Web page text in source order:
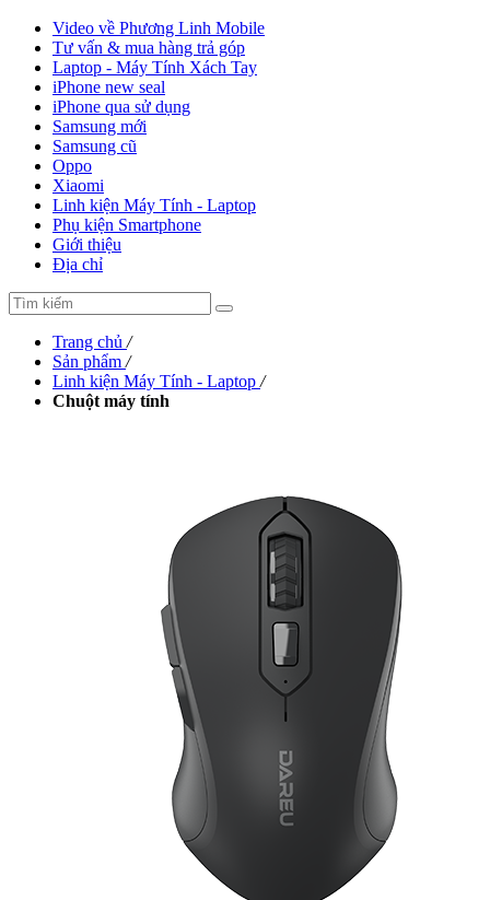
Video về Phương Linh Mobile
Tư vấn & mua hàng trả góp
Laptop - Máy Tính Xách Tay
iPhone new seal
iPhone qua sử dụng
Samsung mới
Samsung cũ
Oppo
Xiaomi
Linh kiện Máy Tính - Laptop
Phụ kiện Smartphone
Giới thiệu
Địa chỉ
Trang chủ /
Sản phẩm /
Linh kiện Máy Tính - Laptop /
Chuột máy tính